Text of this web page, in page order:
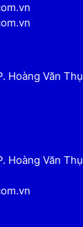
Hoàng Văn
Hoàng Văn